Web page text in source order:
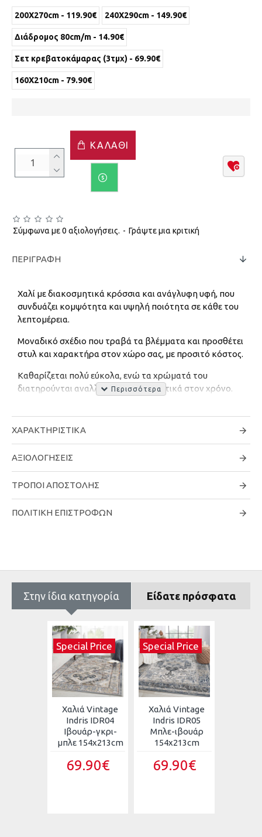
Σύμφωνα με 0 αξιολογήσεις. - Γράψτε μια κριτική
200X270cm - 119.90€ 240X290cm - 149.90€
Διάδρομος 80cm/m - 14.90€
Σετ κρεβατοκάμαρας (3τμχ) - 69.90€
160X210cm - 79.90€
ΚΑΛΆΘΙ
ΠΕΡΙΓΡΑΦΉ
Χαλί με διακοσμητικά κρόσσια και ανάγλυφη υφή, που
συνδυάζει κομψότητα και υψηλή ποιότητα σε κάθε του
λεπτομέρεια.
Μοναδικό σχέδιο που τραβά τα βλέμματα και προσθέτει
στυλ και χαρακτήρα στον χώρο σας, με προσιτό κόστος.
Καθαρίζεται πολύ εύκολα, ενώ τα χρώματά του
διατηρούνται αναλλοίωτα και ανθεκτικά στον χρόνο.
Υλικό: Πολυπροπυλένιο
Τύπος ύφανσης: Μηχανή
διαφοράς των χρωμάτων οθόνης, ορισμένα χρώματα μπορεί
να διαφέρουν ελαφρώς. Προσπαθούμε να
αντιπροσωπεύουμε με ακρίβεια όλα τα χρώματα χαλιών.
ΧΑΡΑΚΤΗΡΙΣΤΙΚΆ
ΑΞΙΟΛΟΓΉΣΕΙΣ
ΤΡΌΠΟΙ ΑΠΟΣΤΟΛΉΣ
ΠΟΛΙΤΙΚΉ ΕΠΙΣΤΡΟΦΏΝ
Στην ίδια κατηγορία Είδατε πρόσφατα
Special Price
Χαλιά Vintage
Indris IDR04
Ιβουάρ-γκρι-
μπλε 154x213cm
69.90€
Special Price
Χαλιά Vintage
Indris IDR05
Μπλε-ιβουάρ
154x213cm
69.90€